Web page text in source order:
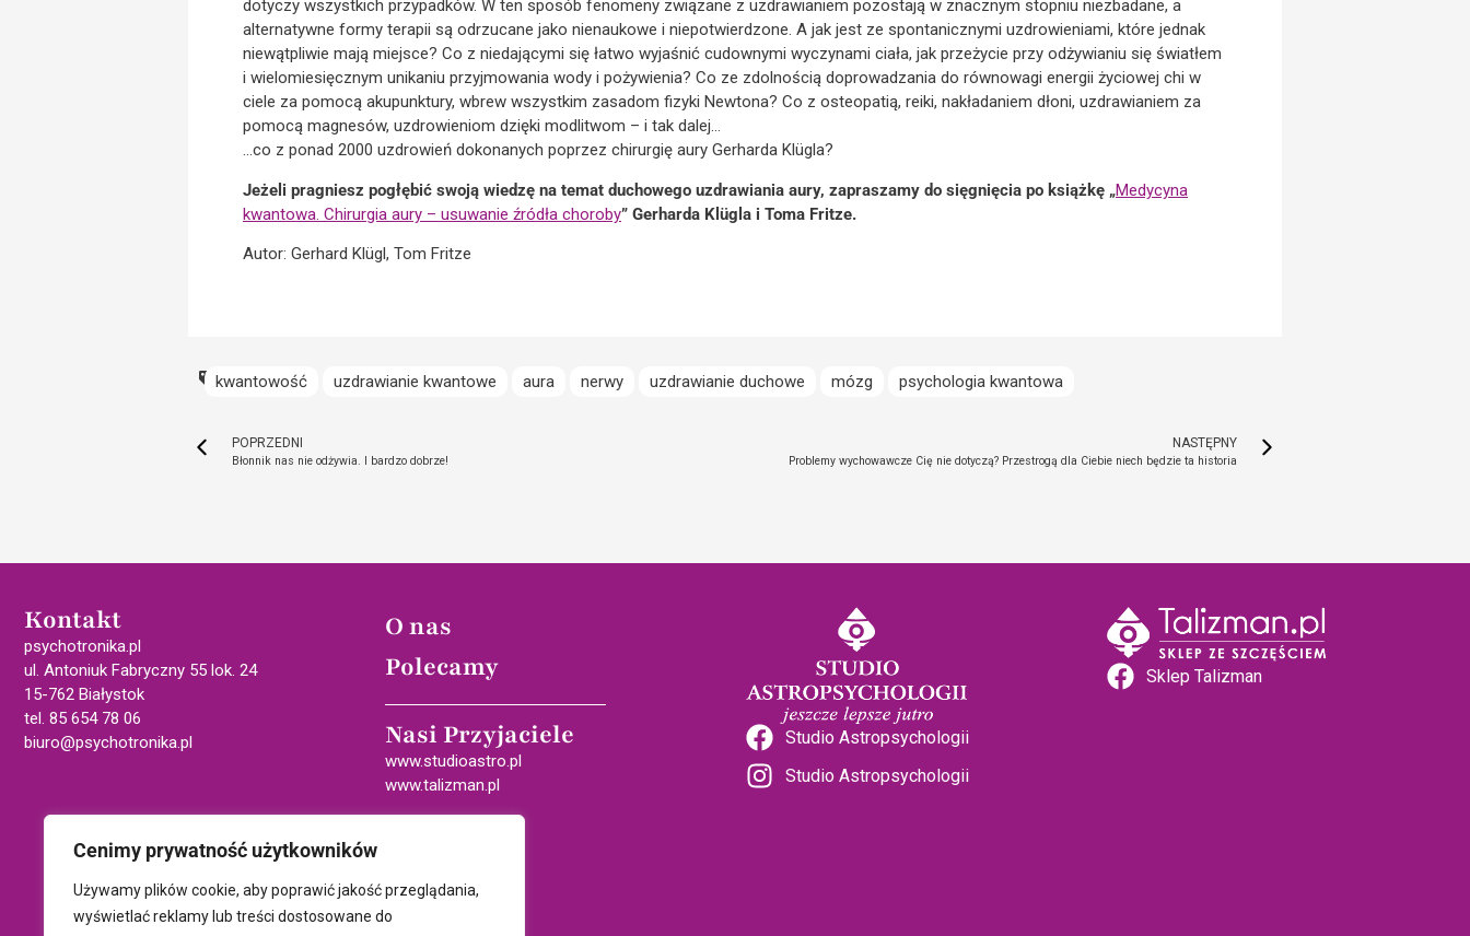
Cenimy prywatność użytkowników
Używamy plików cookie, aby poprawić jakość przeglądania,
wyświetlać reklamy lub treści dostosowane do
dotyczy wszystkich przypadków. W ten sposób fenomeny związane z uzdrawianiem pozostają w znacznym stopniu niezbadane, a
alternatywne formy terapii są odrzucane jako nienaukowe i niepotwierdzone. A jak jest ze spontanicznymi uzdrowieniami, które jednak
niewątpliwie mają miejsce? Co z niedającymi się łatwo wyjaśnić cudownymi wyczynami ciała, jak przeżycie przy odżywianiu się światłem
i wielomiesięcznym unikaniu przyjmowania wody i pożywienia? Co ze zdolnością doprowadzania do równowagi energii życiowej chi w
ciele za pomocą akupunktury, wbrew wszystkim zasadom fizyki Newtona? Co z osteopatią, reiki, nakładaniem dłoni, uzdrawianiem za
pomocą magnesów, uzdrowieniom dzięki modlitwom – i tak dalej…
…co z ponad 2000 uzdrowień dokonanych poprzez chirurgię aury Gerharda Klügla?
Jeżeli pragniesz pogłębić swoją wiedzę na temat duchowego uzdrawiania aury, zapraszamy do sięgnięcia po książkę „Medycyna
kwantowa. Chirurgia aury – usuwanie źródła choroby” Gerharda Klügla i Toma Fritze.
Autor: Gerhard Klügl, Tom Fritze
kwantowość uzdrawianie kwantowe aura nerwy uzdrawianie duchowe mózg psychologia kwantowa
POPRZEDNI
Błonnik nas nie odżywia. I bardzo dobrze!
NASTĘPNY
Problemy wychowawcze Cię nie dotyczą? Przestrogą dla Ciebie niech będzie ta historia
Kontakt
psychotronika.pl
ul. Antoniuk Fabryczny 55 lok. 24
15-762 Białystok
tel. 85 654 78 06
biuro@psychotronika.pl
O nas
Polecamy
Nasi Przyjaciele
www.studioastro.pl
www.talizman.pl
Studio Astropsychologii
Studio Astropsychologii
Sklep Talizman